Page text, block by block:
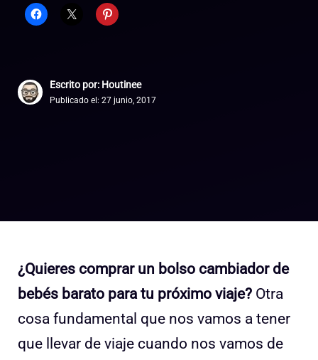
Escrito por: Houtinee
Publicado el: 27 junio, 2017
¿Quieres comprar un bolso cambiador de
bebés barato para tu próximo viaje? Otra
cosa fundamental que nos vamos a tener
que llevar de viaje cuando nos vamos de